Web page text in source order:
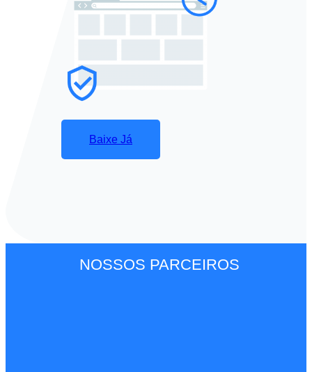
Baixe Já
NOSSOS PARCEIROS